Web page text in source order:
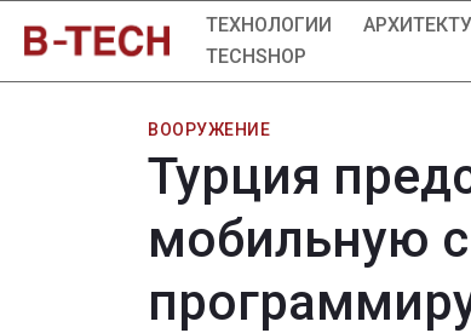
ТЕХНОЛОГИИ
TECHSHOP
ВООРУЖЕНИЕ
Турция
мобильную